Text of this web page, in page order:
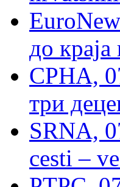
до
СРНА,
три
SRNA,
cesti –